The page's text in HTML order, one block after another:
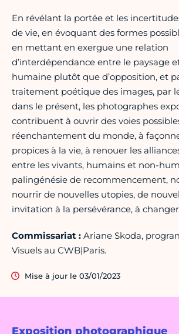
Exposition photographique
En révélant la portée et les
de vie, en évoquant des formes
en mettant en exergue une relation
d’interdépendance entre le paysage
humaine plutôt que d’opposition, et
traitement poétique des images, par
dans le présent, les photographes
contribuent à ouvrir des voies
réenchantement du monde, à
propices à la vie, à renouer les
entre les vivants, humains et non-
palingénésie de recommencement,
nourrir de nouvelles utopies, de
invitation à la persévérance, à
Commissariat : Ariane Skoda,
Visuels au CWB|Paris.
Mise à jour le 03/01/2023